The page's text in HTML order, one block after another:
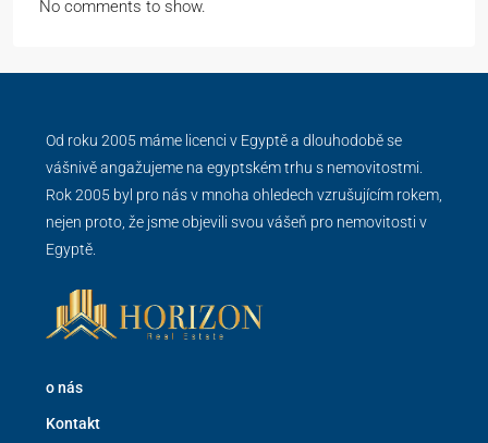
No comments to show.
Od roku 2005 máme licenci v Egyptě a dlouhodobě se
vášnivě angažujeme na egyptském trhu s nemovitostmi.
Rok 2005 byl pro nás v mnoha ohledech vzrušujícím rokem,
nejen proto, že jsme objevili svou vášeň pro nemovitosti v
Egyptě.
o nás
Kontakt